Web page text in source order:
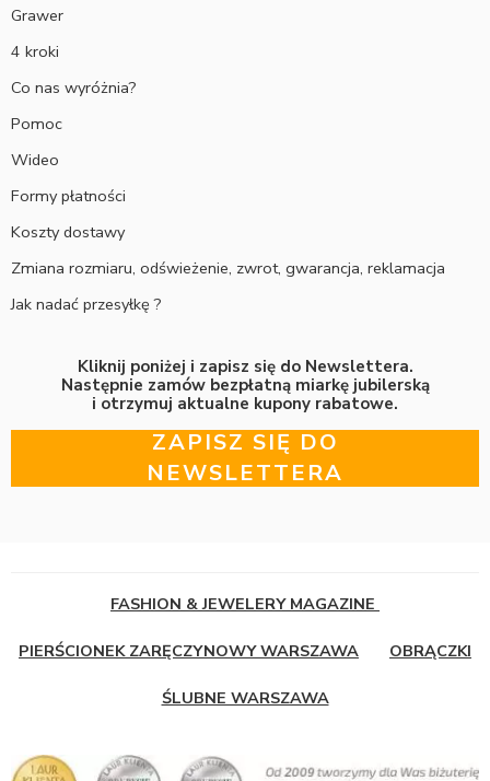
Grawer
4 kroki
Co nas wyróżnia?
Pomoc
Wideo
Formy płatności
Koszty dostawy
Zmiana rozmiaru, odświeżenie, zwrot, gwarancja, reklamacja
Jak nadać przesyłkę ?
Kliknij poniżej i zapisz się do Newslettera.
Następnie zamów bezpłatną miarkę jubilerską
i otrzymuj aktualne kupony rabatowe.
ZAPISZ SIĘ DO
NEWSLETTERA
FASHION & JEWELERY MAGAZINE
PIERŚCIONEK ZARĘCZYNOWY WARSZAWA OBRĄCZKI
ŚLUBNE WARSZAWA